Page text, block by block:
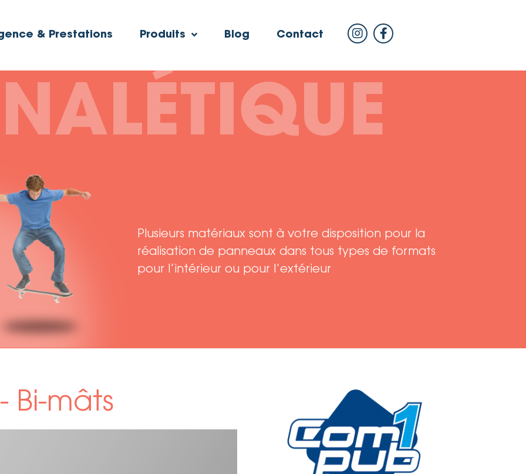
& Prestations Produits Blog Contact
Plusieurs matériaux sont à votre disposition pour la
réalisation de panneaux dans tous types de formats
pour l’intérieur ou pour l’extérieur
Bi-mâts